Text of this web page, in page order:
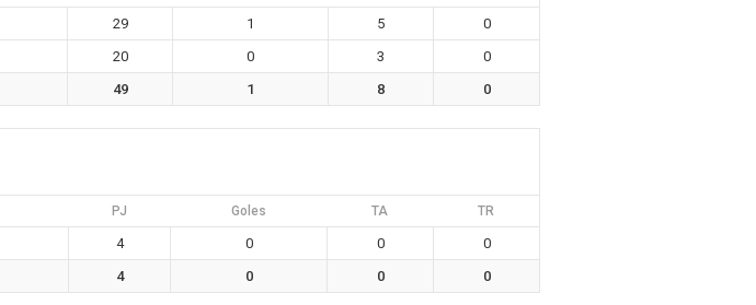
29 1 5
0
20 0 3
0
49 1 8 0
PJ Goles TA TR
4 0 0
0
4 0 0 0